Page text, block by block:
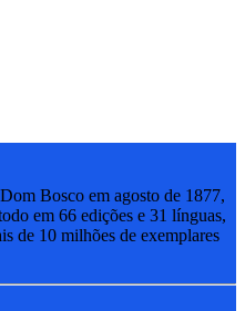
Bosco em agosto de 1877,
em 66 edições e 31 línguas,
de 10 milhões de exemplares